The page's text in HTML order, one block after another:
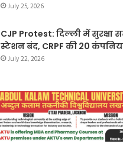
July 25, 2026
CJP Protest: दिल्ली में सुरक्षा
स्टेशन बंद, CRPF की 20
July 22, 2026